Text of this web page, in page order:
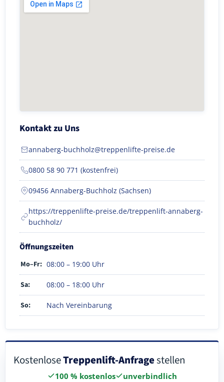
Kontakt zu Uns
annaberg-buchholz@treppenlifte-preise.de
0800 58 90 771 (kostenfrei)
09456 Annaberg-Buchholz (Sachsen)
https://treppenlifte-preise.de/treppenlift-annaberg-
buchholz/
Öffnungszeiten
Mo–Fr: 08:00 – 19:00 Uhr
Sa: 08:00 – 18:00 Uhr
So: Nach Vereinbarung
KostenloseTreppenlift-Anfragestellen
100 % kostenlos
unverbindlich